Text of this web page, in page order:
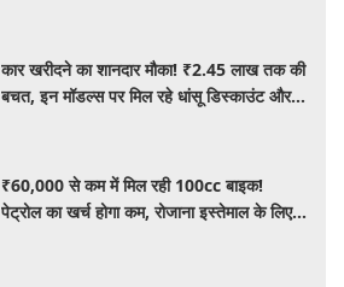
कार खरीदने का शानदार मौका! ₹2.45 लाख तक की
बचत, इन मॉडल्स पर मिल रहे धांसू डिस्काउंट और
₹60,000 से कम में मिल रही 100cc बाइक!
पेट्रोल का खर्च होगा कम, रोजाना इस्तेमाल के लिए है